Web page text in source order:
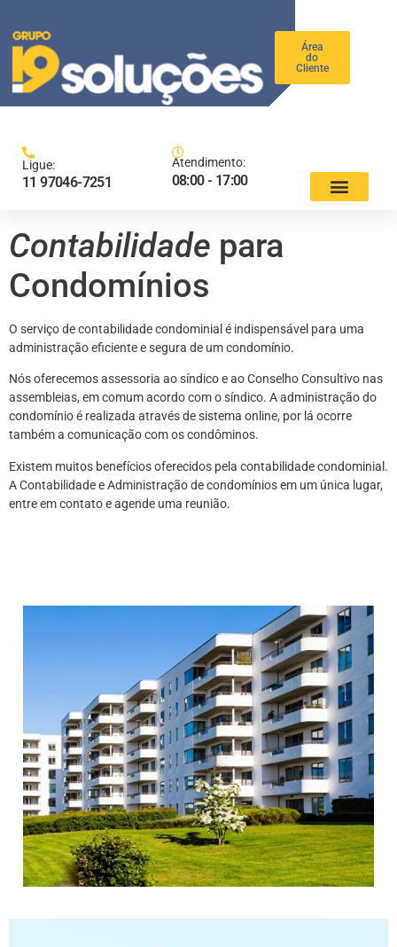
Área
do
Cliente
Ligue:
11 97046-7251
Atendimento:
08:00 - 17:00
Contabilidade para
Condomínios
O serviço de contabilidade condominial é indispensável para uma
administração eficiente e segura de um condomínio.
Nós oferecemos assessoria ao síndico e ao Conselho Consultivo nas
assembleias, em comum acordo com o síndico. A administração do
condomínio é realizada através de sistema online, por lá ocorre
também a comunicação com os condôminos.
Existem muitos benefícios oferecidos pela contabilidade condominial.
A Contabilidade e Administração de condomínios em um única lugar,
entre em contato e agende uma reunião.